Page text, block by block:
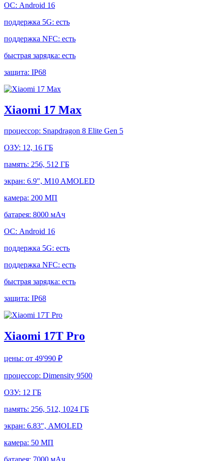
ОС: Android 16
поддержка 5G: есть
поддержка NFC: есть
быстрая зарядка: есть
защита: IP68
Xiaomi 17 Max
процессор: Snapdragon 8 Elite Gen 5
ОЗУ: 12, 16 ГБ
память: 256, 512 ГБ
экран: 6.9", M10 AMOLED
камера: 200 МП
батарея: 8000 мАч
ОС: Android 16
поддержка 5G: есть
поддержка NFC: есть
быстрая зарядка: есть
защита: IP68
Xiaomi 17T Pro
цены: от 49'990 ₽
процессор: Dimensity 9500
ОЗУ: 12 ГБ
память: 256, 512, 1024 ГБ
экран: 6.83", AMOLED
камера: 50 МП
батарея: 7000 мАч